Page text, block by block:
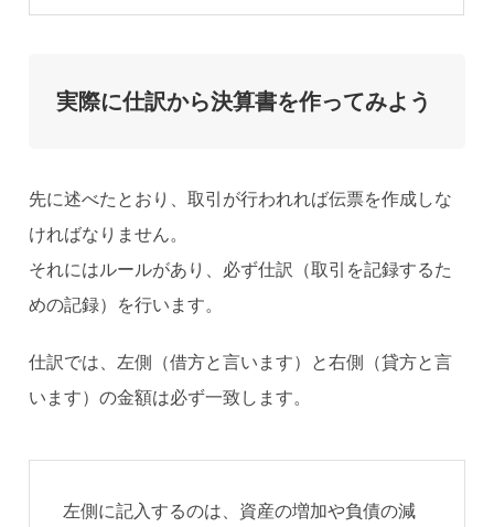
実際に仕訳から決算書を作ってみよう
先に述べたとおり、取引が行われれば伝票を作成しな
ければなりません。
それにはルールがあり、必ず仕訳（取引を記録するた
めの記録）を行います。
仕訳では、左側（借方と言います）と右側（貸方と言
います）の金額は必ず一致します。
左側に記入するのは、資産の増加や負債の減